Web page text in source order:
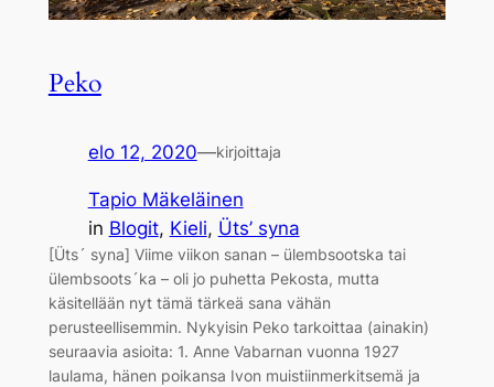
Peko
elo 12, 2020—kirjoittaja
Tapio Mäkeläinen
in Blogit, Kieli, Üts’ syna
[Üts´ syna] Viime viikon sanan – ülembsootska tai
ülembsoots´ka – oli jo puhetta Pekosta, mutta
käsitellään nyt tämä tärkeä sana vähän
perusteellisemmin. Nykyisin Peko tarkoittaa (ainakin)
seuraavia asioita: 1. Anne Vabarnan vuonna 1927
laulama, hänen poikansa Ivon muistiinmerkitsemä ja